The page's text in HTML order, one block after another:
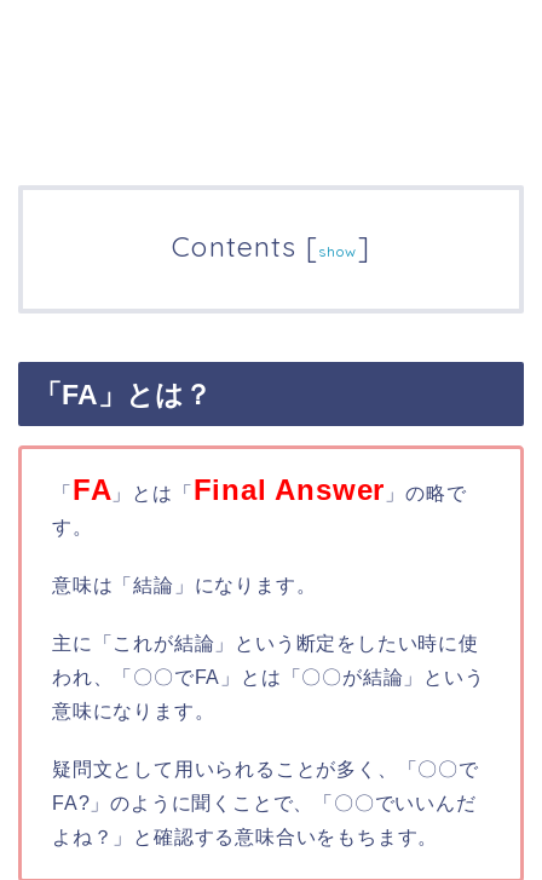
Contents [show]
「FA」とは？
「 FA 」とは「 Final Answer 」の略で
す。
意味は「結論」になります。
主に「これが結論」という断定をしたい時に使
われ、「〇〇でFA」とは「〇〇が結論」という
意味になります。
疑問文として用いられることが多く、「〇〇で
FA?」のように聞くことで、「〇〇でいいんだ
よね？」と確認する意味合いをもちます。